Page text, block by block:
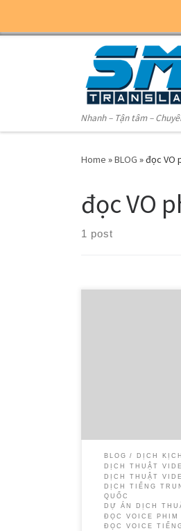
Nhanh – Tận tâm –
Home »BLOG »đọc VO
đọc VO
1 post
BLOG
DỊCH
DỊCH THUẬT
DỊCH THUẬT
DỊCH TIẾNG
QUỐC
DỰ ÁN DỊCH
ĐỌC VOICE
ĐỌC VOICE